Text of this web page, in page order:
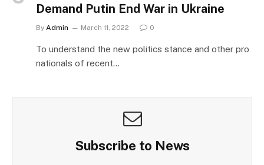
Demand Putin End War in Ukraine
By Admin March 11, 2022 0
To understand the new politics stance and other pro
nationals of recent…
Subscribe to News